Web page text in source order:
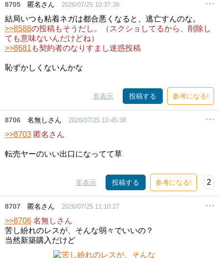
8705 匿名さん 2026/07/25 10:37:39
結局いつも粘着ネガは都合悪くなると、逃亡すんのな。
>>8588の投稿もそうだし。（スクショしてるから、削除し
ても意味ないんだけどね）
>>8681 も契約者のなりすまし迷惑投稿
恥ずかしくないんかな
非表示 投稿する 参考になる!
8706 名無しさん 2026/07/25 10:45:38
>>8703 匿名さん
転売ヤーのいい出口になってて草
非表示 投稿する 参考になる! 2
8707 匿名さん 2026/07/25 11:10:27
>>8706 名無しさん
苦し紛れのレスが、そんな弱々でいいの？
当然新築購入だけど